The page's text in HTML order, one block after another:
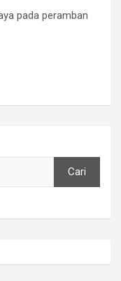
pada peramban
Cari